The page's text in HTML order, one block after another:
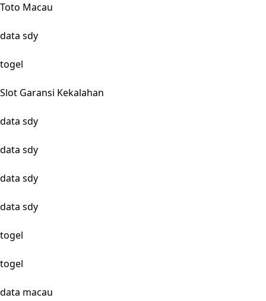
Toto Macau
data sdy
togel
Slot Garansi Kekalahan
data sdy
data sdy
data sdy
data sdy
togel
togel
data macau